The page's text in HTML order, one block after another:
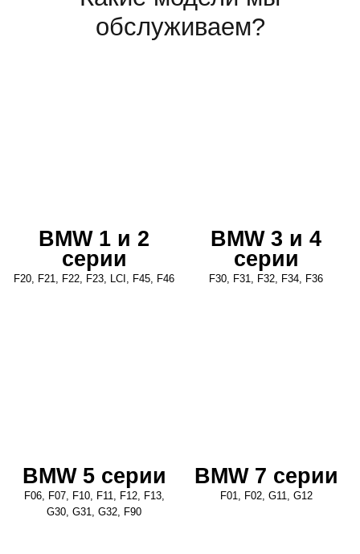
обслуживаем?
BMW 1 и 2
серии
F20, F21, F22, F23, LCI, F45, F46
BMW 3 и 4
серии
F30, F31, F32, F34, F36
BMW 5 серии
F06, F07, F10, F11, F12, F13,
G30, G31, G32, F90
BMW 7 серии
F01, F02, G11, G12